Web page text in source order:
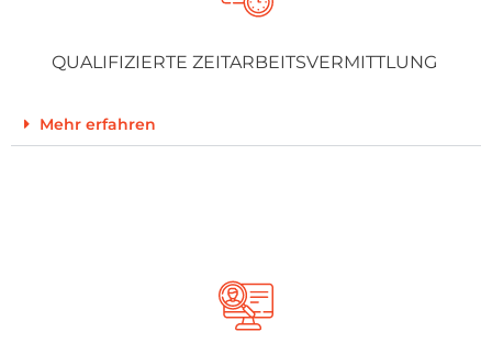
QUALIFIZIERTE ZEITARBEITSVERMITTLUNG
Mehr erfahren